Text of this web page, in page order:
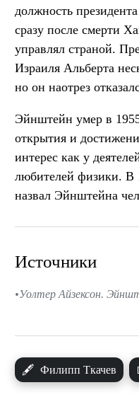
должность
сразу после смерти
управлял страной.
Израиля Альберта
но он наотрез
Эйнштейн умер в
открытия и
интерес как у
любителей физики. В
назвал Эйнштейна
🖋 Филипп Ткачев
Источники
Уолтер Айзексон.